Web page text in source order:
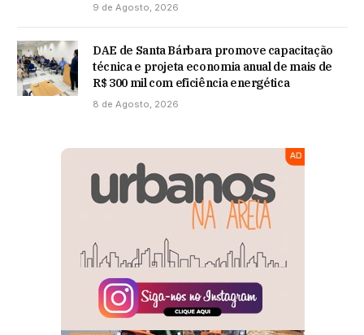
9 de Agosto, 2026
DAE de Santa Bárbara promove capacitação
técnica e projeta economia anual de mais de
R$ 300 mil com eficiência energética
8 de Agosto, 2026